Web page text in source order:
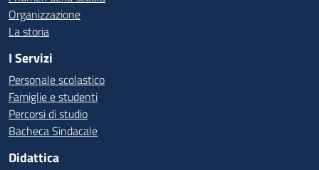
Organizzazione
La storia
I Servizi
Personale scolastico
Famiglie e studenti
Percorsi di studio
Bacheca Sindacale
Didattica